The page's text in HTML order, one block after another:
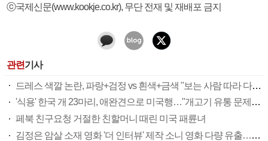
ⓒ국제신문(www.kookje.co.kr), 무단 전재 및 재배포 금지
관련기사
드레스 색깔 논란, 파랑+검정 vs 흰색+금색 "보는 사람 따라 다르다"…내 눈에는?
'식용' 한국 개 23마리, 애완견으로 미국행…"개고기 유통 문제점 알릴 의도"
페북 친구요청 거절한 친할머니 때린 미국 패륜녀
김정은 암살 소재 영화 '더 인터뷰' 제작 소니 영화 다량 유출…FBI 수사 착수